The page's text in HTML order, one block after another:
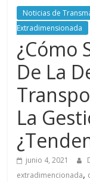
s
m
a
q
u
Noticias de
Extradimensionada
¿Cómo
De La
La
junio 4, 2021
extradimencionada,